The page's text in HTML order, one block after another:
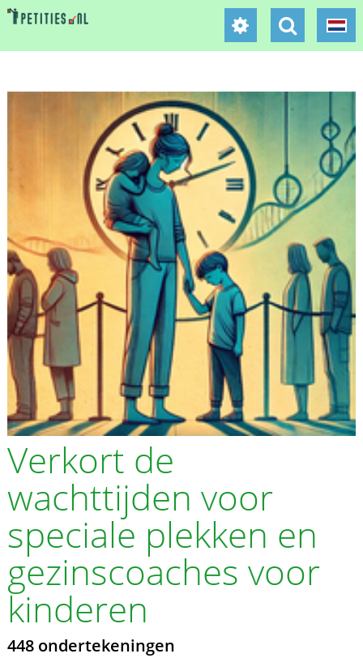
Verkort de
wachttijden voor
speciale plekken en
gezinscoaches voor
kinderen
448 ondertekeningen